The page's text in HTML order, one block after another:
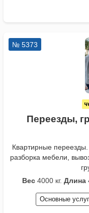
№ 5373
Переезды,
Квартирные
разборка мебели,
Вес 4000 кг. Длина
Основные